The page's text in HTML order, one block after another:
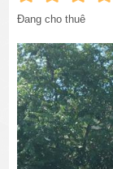
Đang cho thuê